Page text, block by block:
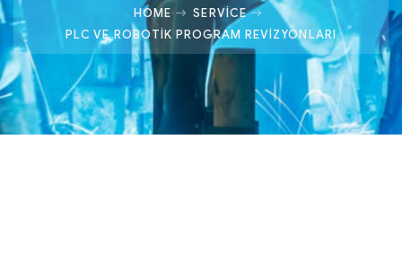
HOME
SERVICE
PLC VE ROBOTIK PROGRAM REVIZYONLARI